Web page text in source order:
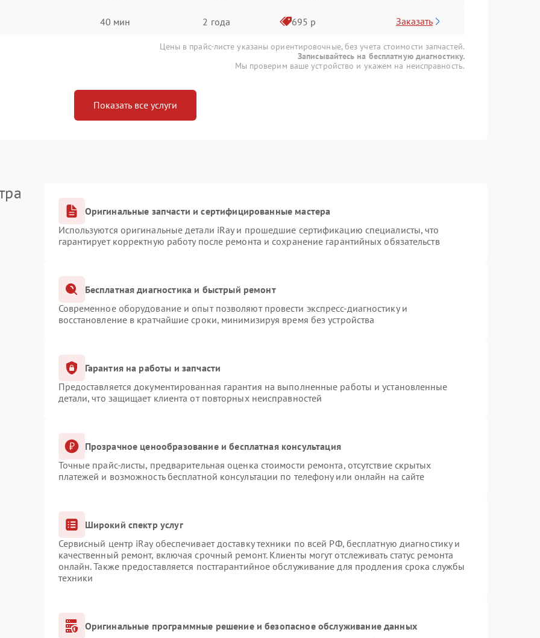
40 мин 2 года 695 р Заказать
Цены в прайс-листе указаны ориентировочные, без учета стоимости запчастей.
Записывайтесь на бесплатную диагностику.
Мы проверим ваше устройство и укажем на неисправность.
Показать все услуги
Оригинальные запчасти и сертифицированные мастера
Используются оригинальные детали iRay и прошедшие сертификацию специалисты, что
гарантирует корректную работу после ремонта и сохранение гарантийных обязательств
Бесплатная диагностика и быстрый ремонт
Современное оборудование и опыт позволяют провести экспресс-диагностику и
восстановление в кратчайшие сроки, минимизируя время без устройства
Гарантия на работы и запчасти
Предоставляется документированная гарантия на выполненные работы и установленные
детали, что защищает клиента от повторных неисправностей
Прозрачное ценообразование и бесплатная консультация
Точные прайс-листы, предварительная оценка стоимости ремонта, отсутствие скрытых
платежей и возможность бесплатной консультации по телефону или онлайн на сайте
Широкий спектр услуг
Сервисный центр iRay обеспечивает доставку техники по всей РФ, бесплатную диагностику и
качественный ремонт, включая срочный ремонт. Клиенты могут отслеживать статус ремонта
онлайн. Также предоставляется постгарантийное обслуживание для продления срока службы
техники
Оригинальные программные решение и безопасное обслуживание данных